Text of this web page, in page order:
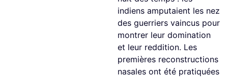
indiens amputaient les nez
des guerriers vaincus pour
montrer leur domination
et leur reddition. Les
premières reconstructions
nasales ont été pratiquées